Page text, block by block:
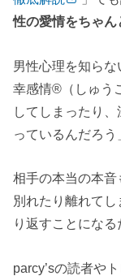
性の愛情をちゃ
男性心理を知ら
幸感情®（しゅう
してしまったり
っているんだろう
相手の本当の本
別れたり離れて
り返すことになる
parcy’sの読者や